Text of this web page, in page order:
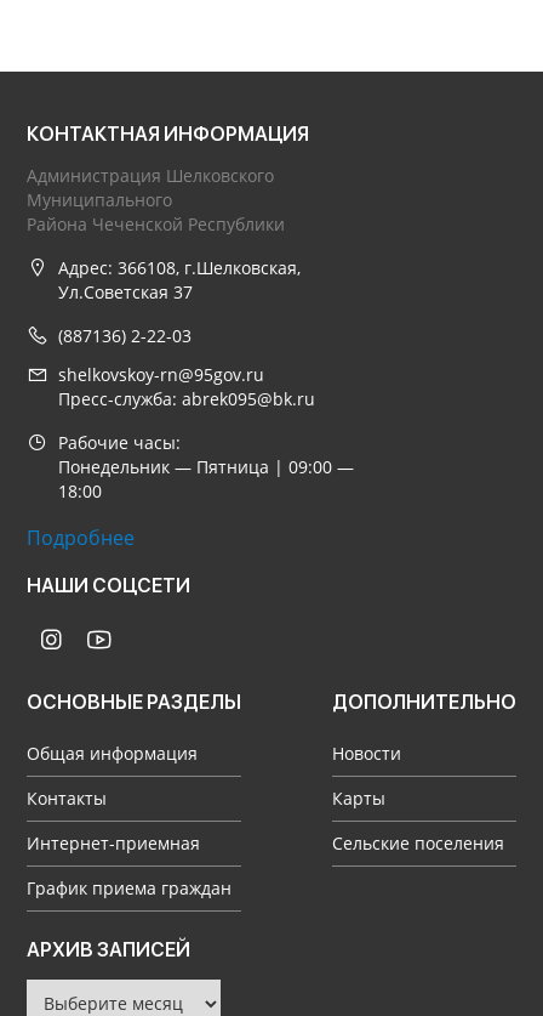
КОНТАКТНАЯ ИНФОРМАЦИЯ
Администрация Шелковского
Муниципального
Района Чеченской Республики
Адрес: 366108, г.Шелковская,
Ул.Советская 37
(887136) 2-22-03
shelkovskoy-rn@95gov.ru
Пресс-служба: abrek095@bk.ru
Рабочие часы:
Понедельник — Пятница | 09:00 —
18:00
Подробнее
НАШИ СОЦСЕТИ
ОСНОВНЫЕ РАЗДЕЛЫ
Общая информация
Контакты
Интернет-приемная
График приема граждан
ДОПОЛНИТЕЛЬНО
Новости
Карты
Сельские поселения
АРХИВ ЗАПИСЕЙ
Архив
записей